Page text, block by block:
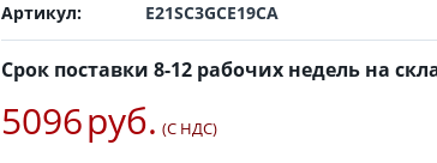
Артикул: E21SC3GCE19CA
Срок поставки 8-12 рабочих недель на
5096руб. (С НДС)